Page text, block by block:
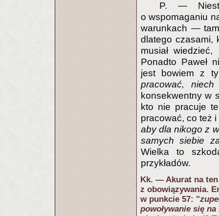
P. —
o wspomaganiu
warunkach —
dlatego czasami,
musiał
Ponadto Paweł
jest bowiem z
pracować,
konsekwentny w
kto nie pracuje
pracować, co też
aby dla nikogo z
samych siebie
Wielka to
przykładów.
Kk. — Akurat na ten
z obowiązywania.
w punkcie 57: "
powoływanie się